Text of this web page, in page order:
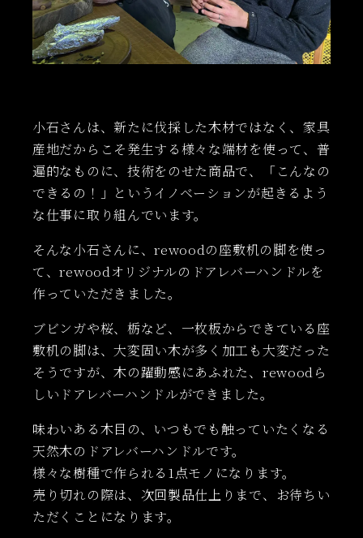
小石さんは、新たに伐採した木材ではなく、家具
産地だからこそ発生する様々な端材を使って、普
遍的なものに、技術をのせた商品で、「こんなの
できるの！」というイノベーションが起きるよう
な仕事に取り組んでいます。
そんな小石さんに、rewoodの座敷机の脚を使っ
て、rewoodオリジナルのドアレバーハンドルを
作っていただきました。
ブビンガや桜、栃など、一枚板からできている座
敷机の脚は、大変固い木が多く加工も大変だった
そうですが、木の躍動感にあふれた、rewoodら
しいドアレバーハンドルができました。
味わいある木目の、いつもでも触っていたくなる
天然木のドアレバーハンドルです。
様々な樹種で作られる1点モノになります。
売り切れの際は、次回製品仕上りまで、お待ちい
ただくことになります。